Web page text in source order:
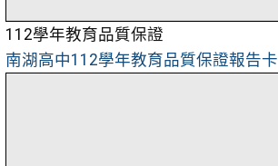
112學年教育品質保證
南湖高中112學年教育品質保證報告卡